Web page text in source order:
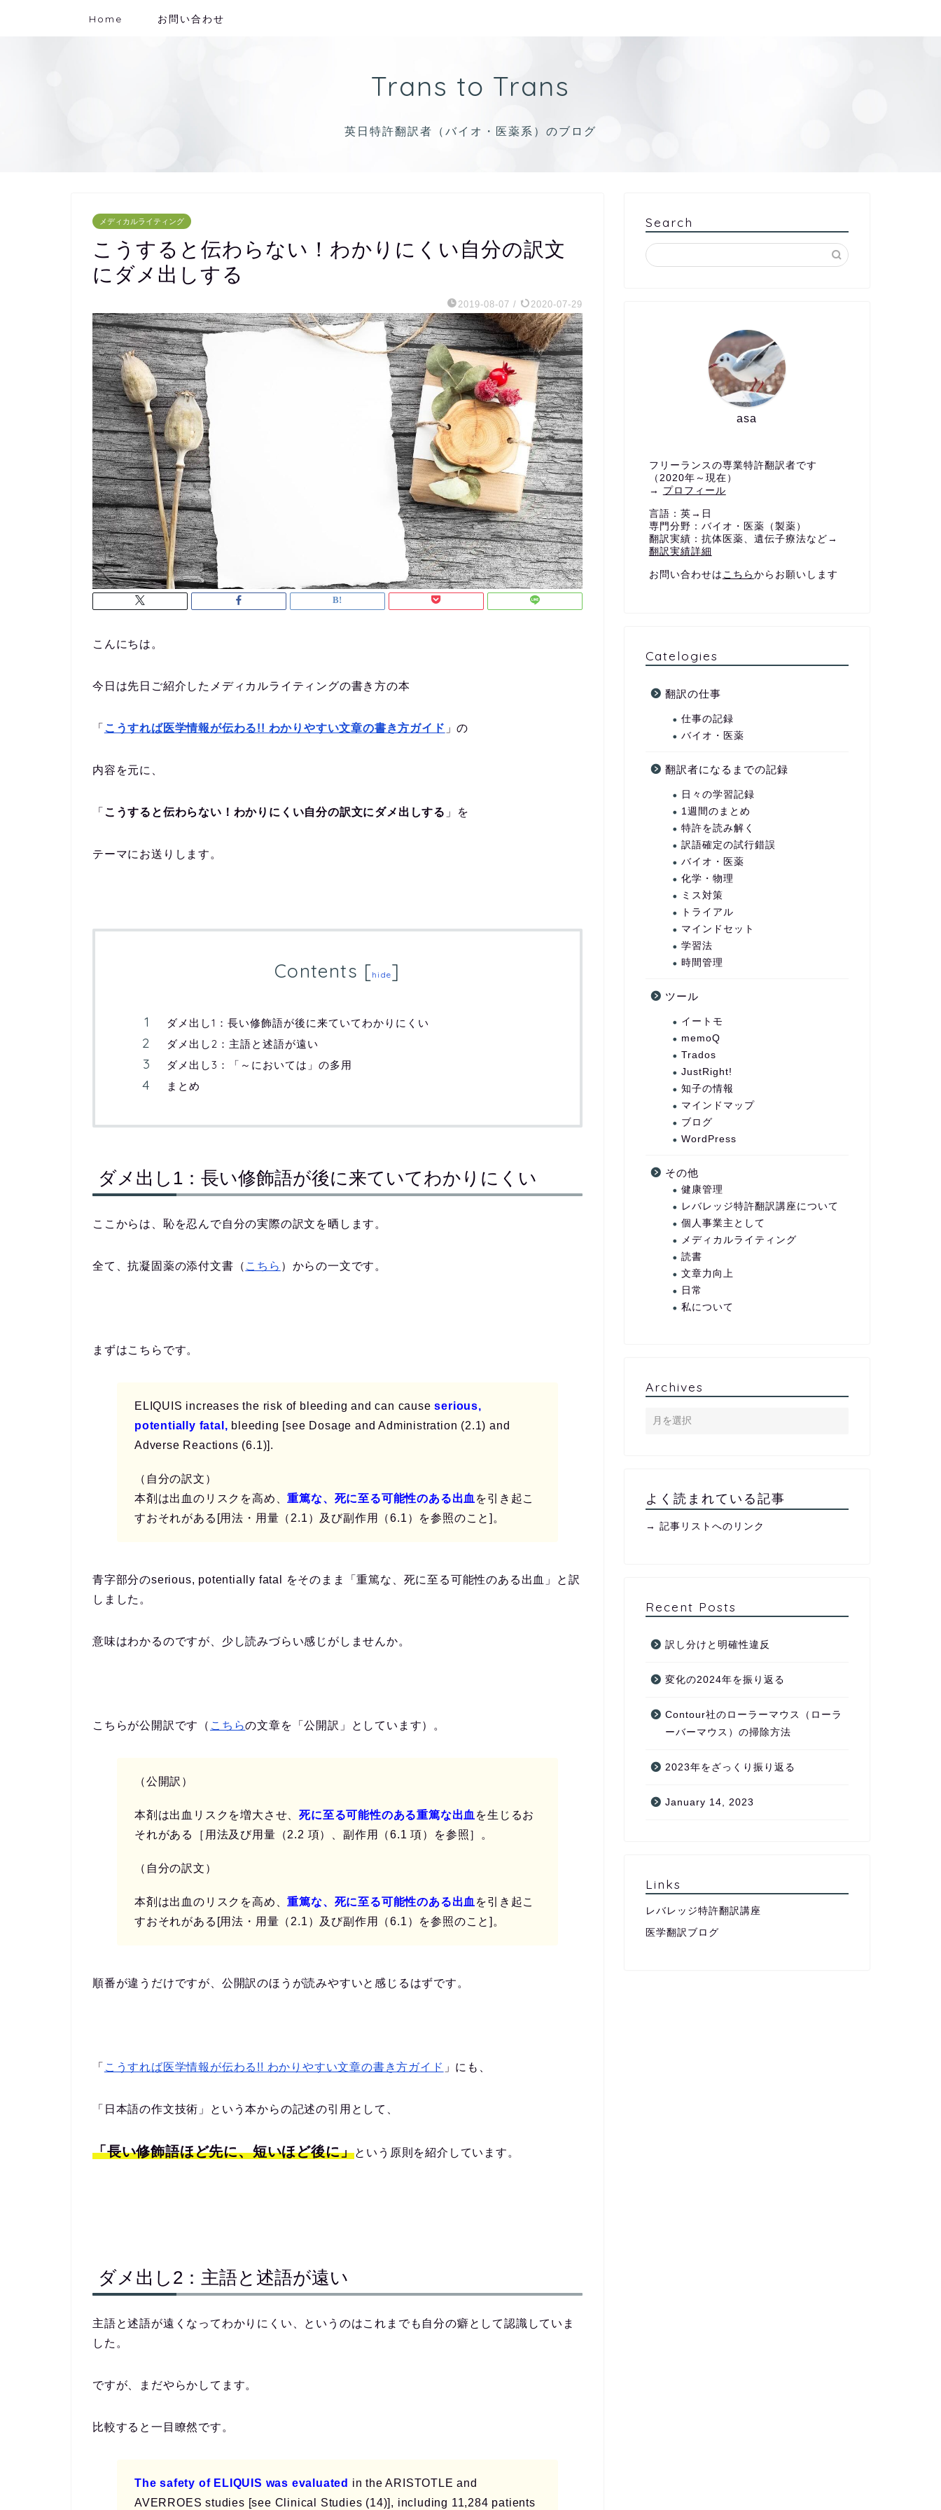
Home お問い合わせ
Trans to Trans
英日特許翻訳者（バイオ・医薬系）のブログ
メディカルライティング
こうすると伝わらない！わかりにくい自分の訳文
にダメ出しする
2019-08-07 / 2020-07-29
こんにちは。
今日は先日ご紹介したメディカルライティングの書き方の本
「 こうすれば医学情報が伝わる!! わかりやすい文章の書き方ガイド 」の
内容を元に、
「 こうすると伝わらない！わかりにくい自分の訳文にダメ出しする 」を
テーマにお送りします。
Contents [hide]
ダメ出し1：長い修飾語が後に来ていてわかりにくい
ダメ出し2：主語と述語が遠い
ダメ出し3：「～においては」の多用
まとめ
ダメ出し1：長い修飾語が後に来ていてわかりにくい
ここからは、恥を忍んで自分の実際の訳文を晒します。
全て、抗凝固薬の添付文書（ こちら ）からの一文です。
まずはこちらです。
ELIQUIS increases the risk of bleeding and can causeserious,
potentially fatal, bleeding [see Dosage and Administration (2.1) and
Adverse Reactions (6.1)].
（自分の訳文）
本剤は出血のリスクを高め、重篤な、死に至る可能性のある出血 を引き起こ
すおそれがある[用法・用量（2.1）及び副作用（6.1）を参照のこと]。
青字部分のserious, potentially fatal をそのまま「重篤な、死に至る可能性のある出血」と訳
しました。
意味はわかるのですが、少し読みづらい感じがしませんか。
こちらが公開訳です（ こちらの文章を「公開訳」としています）。
（公開訳）
本剤は出血リスクを増大させ、死に至る可能性のある重篤な出血 を生じるお
それがある［用法及び用量（2.2 項）、副作用（6.1 項）を参照］。
（自分の訳文）
本剤は出血のリスクを高め、重篤な、死に至る可能性のある出血 を引き起こ
すおそれがある[用法・用量（2.1）及び副作用（6.1）を参照のこと]。
順番が違うだけですが、公開訳のほうが読みやすいと感じるはずです。
「 こうすれば医学情報が伝わる!! わかりやすい文章の書き方ガイド 」にも、
「日本語の作文技術」という本からの記述の引用として、
「長い修飾語ほど先に、短いほど後に」という原則を紹介しています。
ダメ出し2：主語と述語が遠い
主語と述語が遠くなってわかりにくい、というのはこれまでも自分の癖として認識していま
した。
ですが、まだやらかしてます。
比較すると一目瞭然です。
The safety of ELIQUIS was evaluated in the ARISTOTLE and
AVERROES studies [see Clinical Studies (14)], including 11,284 patients
Search
asa
フリーランスの専業特許翻訳者です
（2020年～現在）
→ プロフィール
言語：英→日
専門分野：バイオ・医薬（製薬）
翻訳実績：抗体医薬、遺伝子療法など→
翻訳実績詳細
お問い合わせは こちら からお願いします
Catelogies
翻訳の仕事
仕事の記録
バイオ・医薬
翻訳者になるまでの記録
日々の学習記録
1週間のまとめ
特許を読み解く
訳語確定の試行錯誤
バイオ・医薬
化学・物理
ミス対策
トライアル
マインドセット
学習法
時間管理
ツール
イートモ
memoQ
Trados
JustRight!
知子の情報
マインドマップ
ブログ
WordPress
その他
健康管理
レバレッジ特許翻訳講座について
個人事業主として
メディカルライティング
読書
文章力向上
日常
私について
Archives
よく読まれている記事
→ 記事リストへのリンク
Recent Posts
訳し分けと明確性違反
変化の2024年を振り返る
Contour社のローラーマウス（ローラ
ーバーマウス）の掃除方法
2023年をざっくり振り返る
January 14, 2023
Links
レバレッジ特許翻訳講座
医学翻訳ブログ